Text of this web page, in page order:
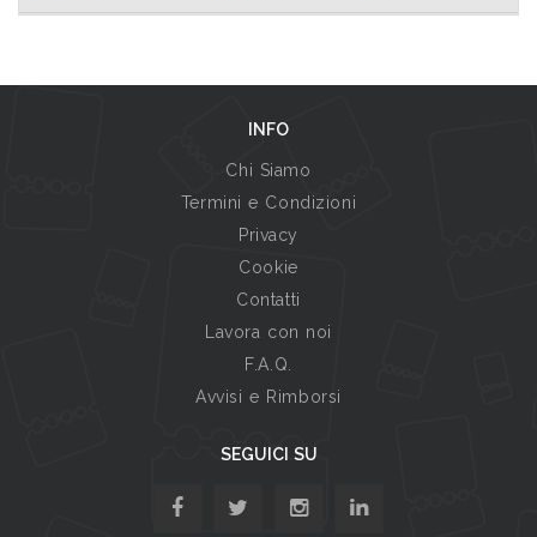
INFO
Chi Siamo
Termini e Condizioni
Privacy
Cookie
Contatti
Lavora con noi
F.A.Q.
Avvisi e Rimborsi
SEGUICI SU